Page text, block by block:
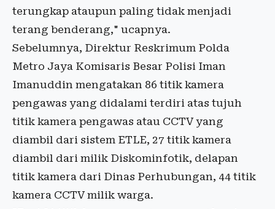
terungkap ataupun paling tidak menjadi
terang benderang," ucapnya.
Sebelumnya, Direktur Reskrimum Polda
Metro Jaya Komisaris Besar Polisi Iman
Imanuddin mengatakan 86 titik kamera
pengawas yang didalami terdiri atas tujuh
titik kamera pengawas atau CCTV yang
diambil dari sistem ETLE, 27 titik kamera
diambil dari milik Diskominfotik, delapan
titik kamera dari Dinas Perhubungan, 44 titik
kamera CCTV milik warga.